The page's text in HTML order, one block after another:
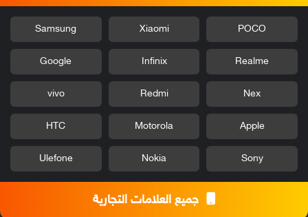
POCO
Xiaomi
Samsung
Realme
Infinix
Google
Nex
Redmi
vivo
Apple
Motorola
HTC
Sony
Nokia
Ulefone
جميع العلامات التجارية